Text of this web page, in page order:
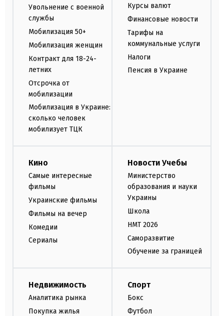
Увольнение с военной
службы
Мобилизация 50+
Мобилизация женщин
Контракт для 18-24-
летних
Отсрочка от
мобилизации
Мобилизация в Украине:
сколько человек
мобилизует ТЦК
Курсы валют
Финансовые новости
Тарифы на
коммунальные услуги
Налоги
Пенсия в Украине
Кино
Самые интересные
фильмы
Украинские фильмы
Фильмы на вечер
Комедии
Сериалы
Новости Учебы
Министерство
образования и науки
Украины
Школа
НМТ 2026
Саморазвитие
Обучение за границей
Недвижимость
Аналитика рынка
Покупка жилья
Спорт
Бокс
Футбол